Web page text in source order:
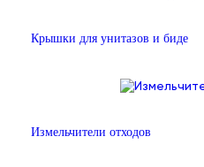
Крышки для унитазов и биде
Измельчители отходов